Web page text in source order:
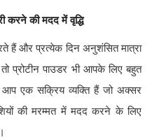
करने की मदद में वृद्धि
हैं और प्रत्येक दिन अनुशंसित मात्रा
प्रोटीन पाउडर भी आपके लिए बहुत
आप एक सक्रिय व्यक्ति हैं जो अक्सर
की मरम्मत में मदद करने के लिए